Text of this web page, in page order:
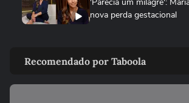
nova perda gestacional
famosos em chá de bebê,...
ENTRETÊ
Recomendado por Taboola